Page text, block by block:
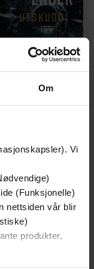
Om
Vi
(Funksjonelle)
nettsiden vår blir
produkter,
349,-
EBOK
of us' Lee Child
Lorelei King